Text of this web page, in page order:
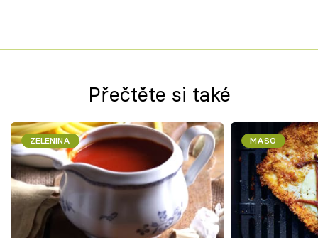
Přečtěte si také
ZELENINA MASO